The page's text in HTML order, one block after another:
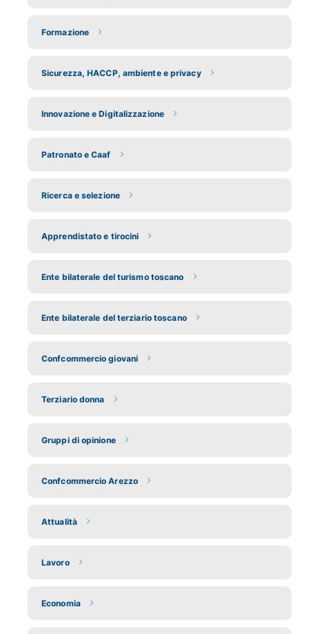
Formazione
Sicurezza, HACCP, ambiente e privacy
Innovazione e Digitalizzazione
Patronato e Caaf
Ricerca e selezione
Apprendistato e tirocini
Ente bilaterale del turismo toscano
Ente bilaterale del terziario toscano
Confcommercio giovani
Terziario donna
Gruppi di opinione
Confcommercio Arezzo
Attualità
Lavoro
Economia